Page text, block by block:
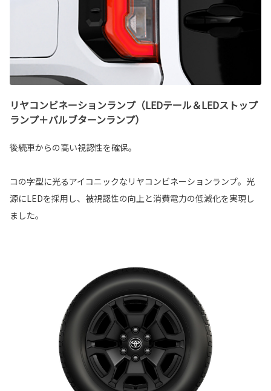
リヤコンビネーションランプ（LEDテール＆LEDストップ
ランプ＋バルブターンランプ）
後続車からの高い視認性を確保。
コの字型に光るアイコニックなリヤコンビネーションランプ。光
源にLEDを採用し、被視認性の向上と消費電力の低減化を実現し
ました。